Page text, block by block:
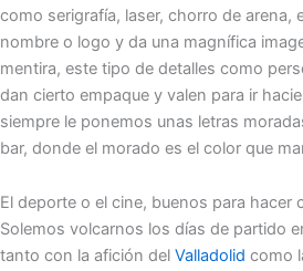
como serigrafía, laser, chorro de arena,
nombre o logo y da una magnífica
mentira, este tipo de detalles como
dan cierto empaque y valen para ir
siempre le ponemos unas letras
bar, donde el morado es el color que
El deporte o el cine, buenos para hacer
Solemos volcarnos los días de partido
tanto con la afición del Valladolid como